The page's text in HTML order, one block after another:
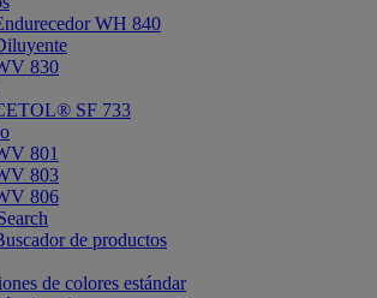
WH 840
830
SF 733
801
803
806
de productos
de colores estándar